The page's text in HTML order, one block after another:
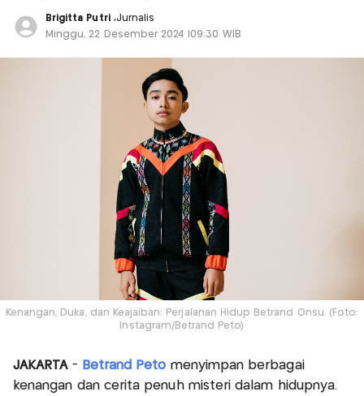
Brigitta Putri ,Jurnalis
Minggu, 22 Desember 2024 |09:30 WIB
Kenangan, Duka, dan Keajaiban: Perjalanan Hidup Betrand Onsu. (Foto:
Instagram/Betrand Peto)
JAKARTA- Betrand Peto menyimpan berbagai
kenangan dan cerita penuh misteri dalam hidupnya.